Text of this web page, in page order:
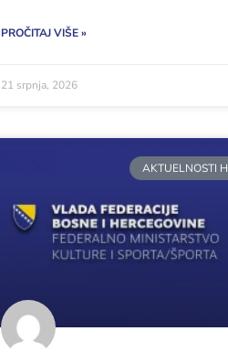
PROČITAJ VIŠE »
21 srpnja, 2026
AKTUELNOSTI H